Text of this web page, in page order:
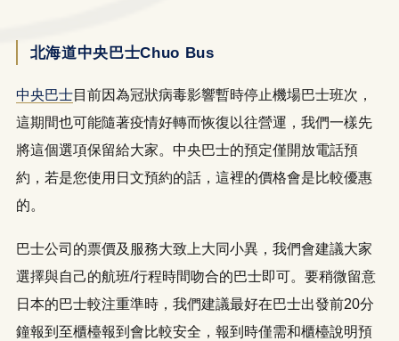
LINE WhatsApp
北海道中央巴士Chuo Bus
中央巴士目前因為冠狀病毒影響暫時停止機場巴士班次，
這期間也可能隨著疫情好轉而恢復以往營運，我們一樣先
將這個選項保留給大家。中央巴士的預定僅開放電話預
約，若是您使用日文預約的話，這裡的價格會是比較優惠
的。
巴士公司的票價及服務大致上大同小異，我們會建議大家
選擇與自己的航班/行程時間吻合的巴士即可。要稍微留意
日本的巴士較注重準時，我們建議最好在巴士出發前20分
鐘報到至櫃檯報到會比較安全，報到時僅需和櫃檯說明預